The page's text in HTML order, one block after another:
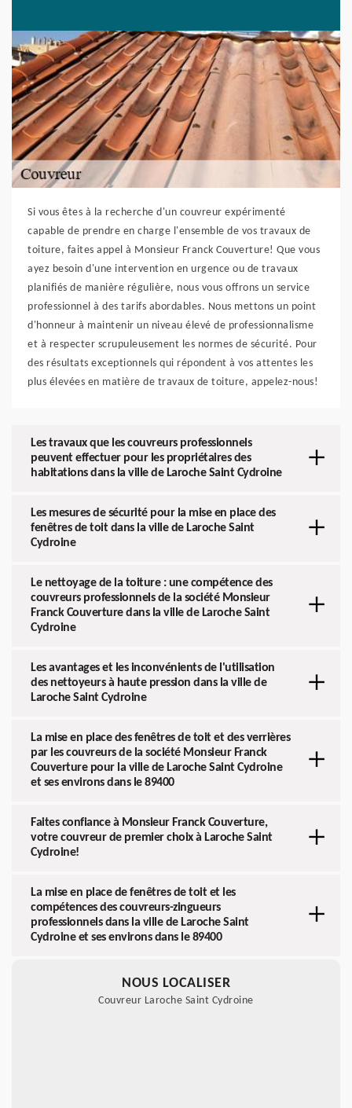
Si vous êtes à la recherche d'un couvreur expérimenté
capable de prendre en charge l'ensemble de vos travaux de
toiture, faites appel à Monsieur Franck Couverture! Que vous
ayez besoin d'une intervention en urgence ou de travaux
planifiés de manière régulière, nous vous offrons un service
professionnel à des tarifs abordables. Nous mettons un point
d'honneur à maintenir un niveau élevé de professionnalisme
et à respecter scrupuleusement les normes de sécurité. Pour
des résultats exceptionnels qui répondent à vos attentes les
plus élevées en matière de travaux de toiture, appelez-nous!
Les travaux que les couvreurs professionnels
peuvent effectuer pour les propriétaires des
habitations dans la ville de Laroche Saint Cydroine
Les mesures de sécurité pour la mise en place des
fenêtres de toit dans la ville de Laroche Saint
Cydroine
Le nettoyage de la toiture : une compétence des
couvreurs professionnels de la société Monsieur
Franck Couverture dans la ville de Laroche Saint
Cydroine
Les avantages et les inconvénients de l'utilisation
des nettoyeurs à haute pression dans la ville de
Laroche Saint Cydroine
La mise en place des fenêtres de toit et des verrières
par les couvreurs de la société Monsieur Franck
Couverture pour la ville de Laroche Saint Cydroine
et ses environs dans le 89400
Faites confiance à Monsieur Franck Couverture,
votre couvreur de premier choix à Laroche Saint
Cydroine!
La mise en place de fenêtres de toit et les
compétences des couvreurs-zingueurs
professionnels dans la ville de Laroche Saint
Cydroine et ses environs dans le 89400
NOUS LOCALISER
Couvreur Laroche Saint Cydroine